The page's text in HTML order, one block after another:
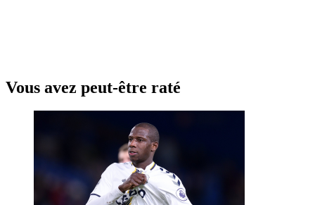
Vous avez peut-être raté